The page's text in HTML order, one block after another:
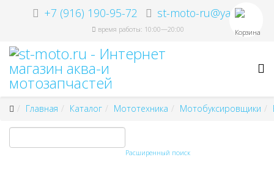
+7 (916) 190-95-72 st-moto-ru@ya.ru
время работы: 10:00—20:00 Корзина
Главная Каталог Мототехника Мотобуксировщики
Расширенный поиск